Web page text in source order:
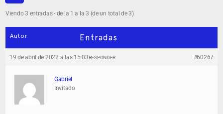
Viendo 3 entradas - de la 1 a la 3 (de un total de 3)
Autor Entradas
19 de abril de 2022 a las 15:03 #60267
RESPONDER
Gabriel
Invitado